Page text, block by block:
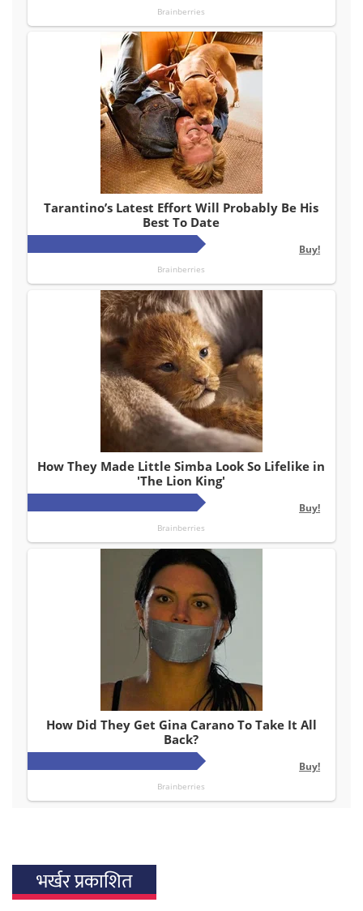
भर्खर प्रकाशित